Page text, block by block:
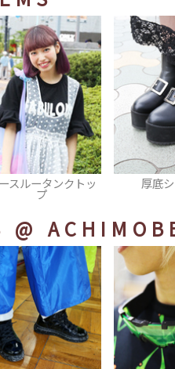
厚底シューズ 厚底
@